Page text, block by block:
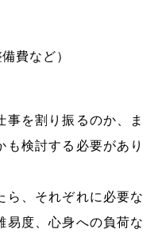
費など）
を割り振るのか、ま
も検討する必要があり
ら、それぞれに必要な
易度、心身への負荷な